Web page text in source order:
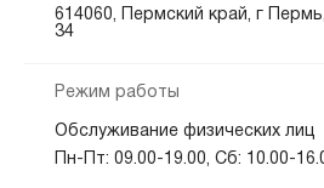
614060, Пермский край, г
34
Режим работы
Обслуживание физических лиц
Пн-Пт: 09.00-19.00, Сб: 10.00-